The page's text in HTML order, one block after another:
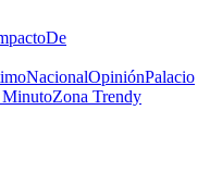
De
NacionalOpiniónPalacio
Zona Trendy